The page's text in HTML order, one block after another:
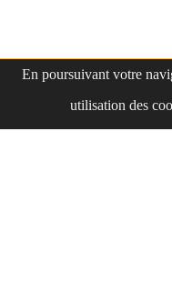
En poursuivant votre
utilisation des